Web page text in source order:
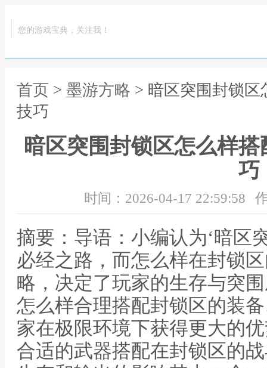
您的游戏宝典，关注我！
首页 > 墨游方略 > 暗区突围封锁
技巧
暗区突围封锁区怎么样
巧
时间：2026-04-17 22:59:58
摘要：导语：小编认为‘暗区
必经之路，而怎么样在封锁
略，决定了玩家的生存与突
怎么样合理搭配封锁区的装
家在极限环境下获得更大的
合适的武器搭配在封锁区的